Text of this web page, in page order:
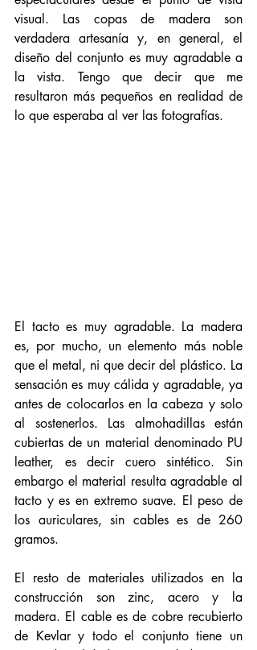
visual. Las copas de madera son
verdadera artesanía y, en general, el
diseño del conjunto es muy agradable a
la vista. Tengo que decir que me
resultaron más pequeños en realidad de
lo que esperaba al ver las fotografías.
El tacto es muy agradable. La madera
es, por mucho, un elemento más noble
que el metal, ni que decir del plástico. La
sensación es muy cálida y agradable, ya
antes de colocarlos en la cabeza y solo
al sostenerlos. Las almohadillas están
cubiertas de un material denominado PU
leather, es decir cuero sintético. Sin
embargo el material resulta agradable al
tacto y es en extremo suave. El peso de
los auriculares, sin cables es de 260
gramos.
El resto de materiales utilizados en la
construcción son zinc, acero y la
madera. El cable es de cobre recubierto
de Kevlar y todo el conjunto tiene un